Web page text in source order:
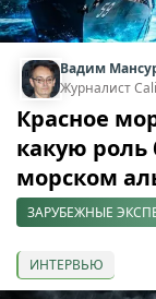
Вадим
Журналист
Красное
какую роль
морском
ЗАРУБЕЖНЫЕ
ИНТЕРВЬЮ